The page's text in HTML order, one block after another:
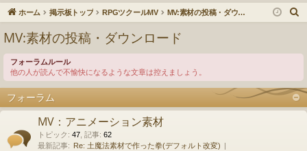
ッ
ン
ク
ー
ム
イ ザ
ホーム 掲示板トップ RPGツクールMV MV:素材の投稿・ダウンロード
MV:素材の投稿・ダウンロード
フォーラムルール
他の人が読んで不愉快になるような文章は控えましょう。
フォーラム
MV：アニメーション素材
トピック : 47 記事: 62
最新記事: Re: 土魔法素材で作った拳(デフォルト改変)